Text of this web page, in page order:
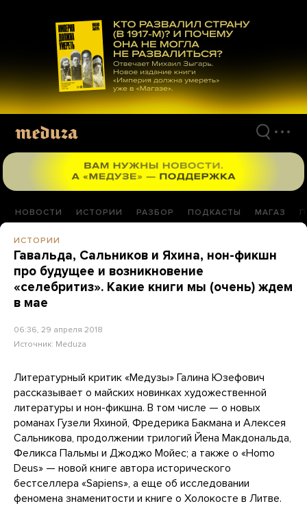
материалам
НОВОСТИ ИСТОРИИ РАЗБОР ПОДКАСТЫ МАГАЗ
ИСТОРИИ
Гавальда, Сальников и Яхина, нон-фикшн
про будущее и возникновение
«селебритиз». Какие книги мы (очень) ждем
в мае
06:36, 29 апреля 2018
Источник: Meduza
Литературный критик «Медузы» Галина Юзефович
рассказывает о майских новинках художественной
литературы и нон-фикшна. В том числе — о новых
романах Гузели Яхиной, Фредерика Бакмана и Алексея
Сальникова, продолжении трилогий Йена Макдональда,
Феликса Пальмы и Джоджо Мойес; а также о «Homo
Deus» — новой книге автора исторического
бестселлера «Sapiens», а еще об исследовании
феномена знаменитости и книге о Холокосте в Литве.